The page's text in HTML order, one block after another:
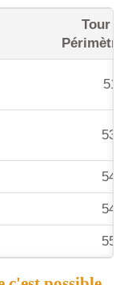
Tour
53
54
54
55